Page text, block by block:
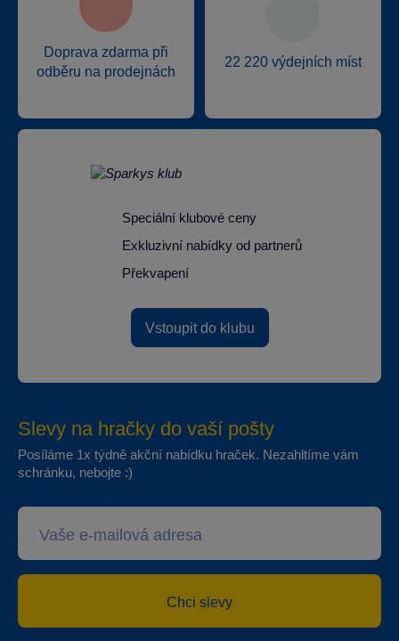
Doprava zdarma při
odběru na prodejnách
22 220 výdejních míst
Speciální klubové ceny
Exkluzivní nabídky od partnerů
Překvapení
Vstoupit do klubu
Slevy na hračky do vaší pošty
Posíláme 1x týdně akční nabídku hraček. Nezahltíme vám
schránku, nebojte :)
Chci slevy